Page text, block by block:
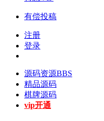
有偿投稿
注册
登录
源码资源BBS
精品源码
棋牌源码
vip开通